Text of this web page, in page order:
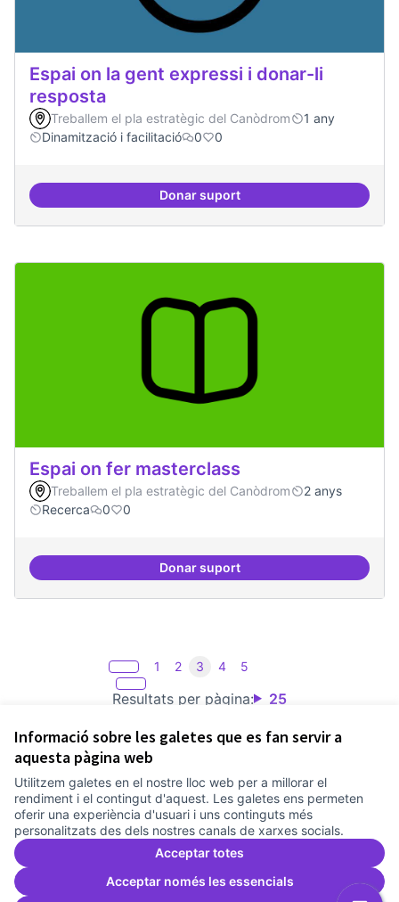
Informació sobre les galetes que es fan servir a
aquesta pàgina web
Utilitzem galetes en el nostre lloc web per a millorar el
rendiment i el contingut d'aquest. Les galetes ens permeten
oferir una experiència d'usuari i uns continguts més
personalitzats des dels nostres canals de xarxes socials.
Acceptar totes
Acceptar només les essencials
Espai on la gent expressi i donar-li
resposta
Treballem el pla estratègic del Canòdrom
1 any
Dinamització i facilitació
0 0
Donar suportEspai on la gent expressi i
Espai on fer masterclass
Treballem el pla estratègic del Canòdrom
2 anys
Recerca
0 0
Donar suportEspai on fer masterclass
Resultats per pàgina: 25
1 2 3 4 5
Termes i condicions d'ús
Configuració de les galetes
Comunitat Canòdrom a Facebook
(Link externo)
Comunitat Canòdrom a Instagram
(Link externo)
Comunitat Canòdrom a YouTube
(Link externo)
Català
Triar la llengua Elegir el idiomaChoose language